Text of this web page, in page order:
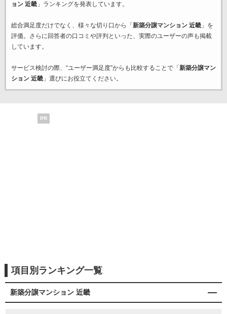
ョン 近畿」ランキングを発表しています。
総合満足度だけでなく、様々な切り口から「 新築分譲マンション 近畿」を
評価。さらに回答者の口コミや評判といった、実際のユーザーの声も掲載
しています。
サービス検討の際、“ユーザー満足度”からも比較することで「 新築分譲マン
ション 近畿」選びにお役立てください。
PR
項目別ランキング一覧
新築分譲マンション 近畿